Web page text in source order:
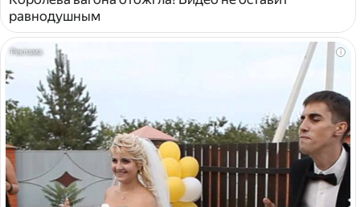
равнодушным
i